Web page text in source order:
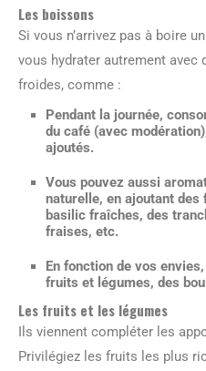
Les boissons
Si vous n’arrivez pas à boire
vous hydrater autrement avec
froides, comme :
Pendant la journée,
du café (avec
ajoutés.
Vous pouvez aussi
naturelle, en ajoutant des
basilic fraîches, des
fraises, etc.
En fonction de vos
fruits et légumes, des
Les fruits et les légumes
Ils viennent compléter les
Privilégiez les fruits les plus